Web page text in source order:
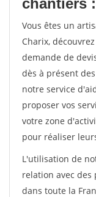
chantiers
Vous êtes un
Charix,
demande de
dès à présent
notre service
proposer vos
votre zone
pour réaliser
L'utilisation de
relation avec
dans toute la